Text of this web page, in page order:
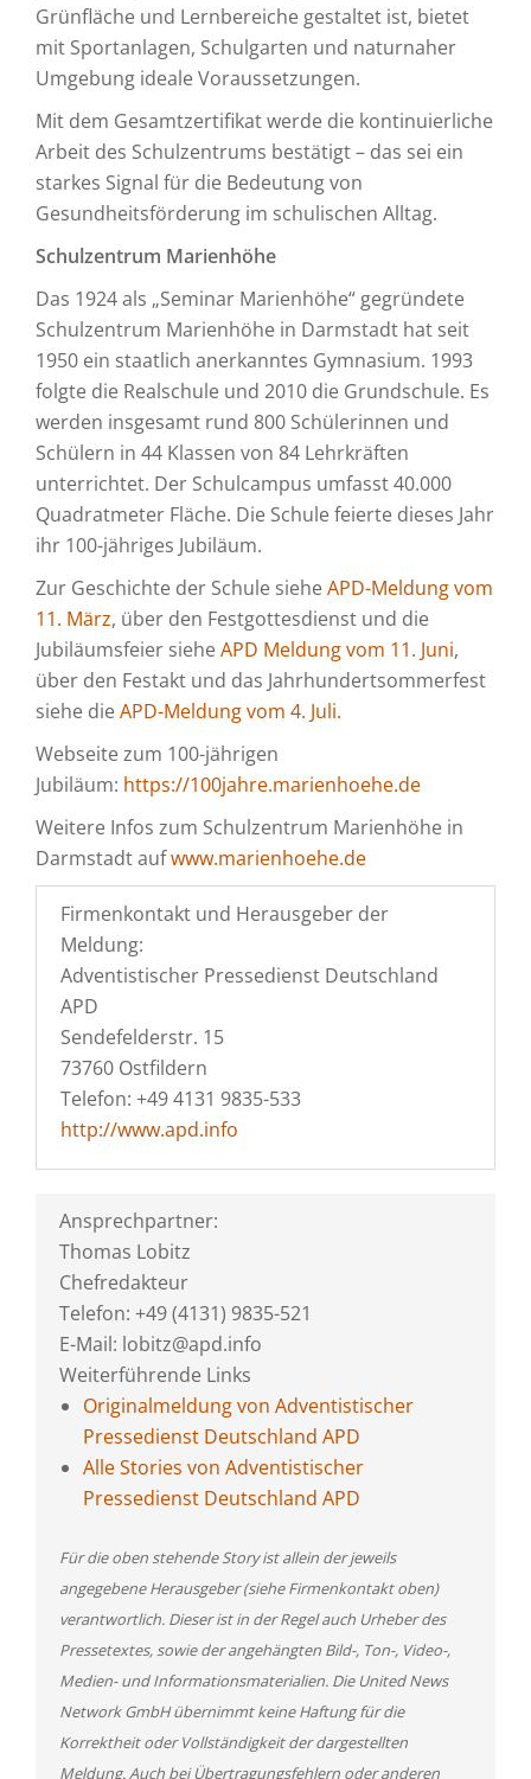
Grünfläche und Lernbereiche gestaltet ist, bietet
mit Sportanlagen, Schulgarten und naturnaher
Umgebung ideale Voraussetzungen.
Mit dem Gesamtzertifikat werde die kontinuierliche
Arbeit des Schulzentrums bestätigt – das sei ein
starkes Signal für die Bedeutung von
Gesundheitsförderung im schulischen Alltag.
Schulzentrum Marienhöhe
Das 1924 als „Seminar Marienhöhe“ gegründete
Schulzentrum Marienhöhe in Darmstadt hat seit
1950 ein staatlich anerkanntes Gymnasium. 1993
folgte die Realschule und 2010 die Grundschule. Es
werden insgesamt rund 800 Schülerinnen und
Schülern in 44 Klassen von 84 Lehrkräften
unterrichtet. Der Schulcampus umfasst 40.000
Quadratmeter Fläche. Die Schule feierte dieses Jahr
ihr 100-jähriges Jubiläum.
Zur Geschichte der Schule sieheAPD-Meldung vom
11. März, über den Festgottesdienst und die
Jubiläumsfeier sieheAPD Meldung vom 11. Juni,
über den Festakt und das Jahrhundertsommerfest
siehe dieAPD-Meldung vom 4. Juli.
Webseite zum 100-jährigen
Jubiläum: https://100jahre.marienhoehe.de
Weitere Infos zum Schulzentrum Marienhöhe in
Darmstadt aufwww.marienhoehe.de
Firmenkontakt und Herausgeber der
Meldung:
Adventistischer Pressedienst Deutschland
APD
Sendefelderstr. 15
73760 Ostfildern
Telefon: +49 4131 9835-533
http://www.apd.info
Ansprechpartner:
Thomas Lobitz
Chefredakteur
Telefon: +49 (4131) 9835-521
E-Mail: lobitz@apd.info
Weiterführende Links
Originalmeldung von Adventistischer
Pressedienst Deutschland APD
Alle Stories von Adventistischer
Pressedienst Deutschland APD
Für die oben stehende Story ist allein der jeweils
angegebene Herausgeber (siehe Firmenkontakt oben)
verantwortlich. Dieser ist in der Regel auch Urheber des
Pressetextes, sowie der angehängten Bild-, Ton-, Video-,
Medien- und Informationsmaterialien. Die United News
Network GmbH übernimmt keine Haftung für die
Korrektheit oder Vollständigkeit der dargestellten
Meldung. Auch bei Übertragungsfehlern oder anderen